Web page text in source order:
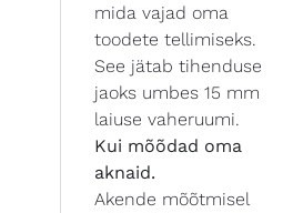
mida vajad oma
toodete tellimiseks.
See jätab tihenduse
jaoks umbes 15 mm
laiuse vaheruumi.
Kui mõõdad oma
aknaid.
Akende mõõtmisel